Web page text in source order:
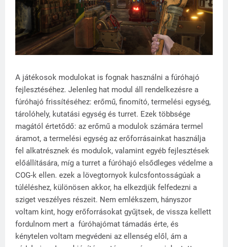
A játékosok modulokat is fognak használni a fúróhajó
fejlesztéséhez. Jelenleg hat modul áll rendelkezésre a
fúróhajó frissítéséhez: erőmű, finomító, termelési egység,
tárolóhely, kutatási egység és turret. Ezek többsége
magától értetődő: az erőmű a modulok számára termel
áramot, a termelési egység az erőforrásainkat használja
fel alkatrésznek és modulok, valamint egyéb fejlesztések
előállítására, míg a turret a fúróhajó elsődleges védelme a
COG-k ellen. ezek a lövegtornyok kulcsfontosságúak a
túléléshez, különösen akkor, ha elkezdjük felfedezni a
sziget veszélyes részeit. Nem emlékszem, hányszor
voltam kint, hogy erőforrásokat gyűjtsek, de vissza kellett
fordulnom mert a fúróhajómat támadás érte, és
kénytelen voltam megvédeni az ellenség elől, ám a